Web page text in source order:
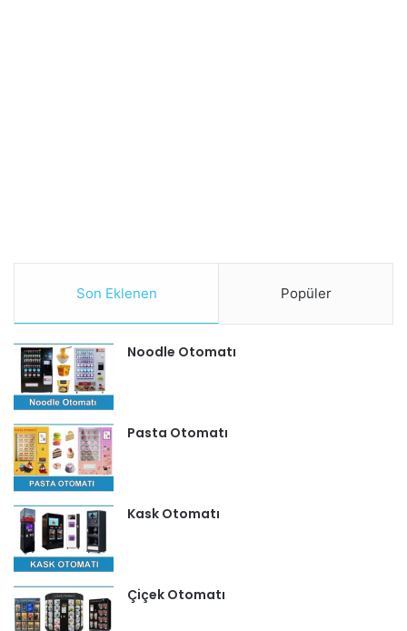
Son Eklenen Popüler
Noodle Otomatı
Pasta Otomatı
Kask Otomatı
Çiçek Otomatı